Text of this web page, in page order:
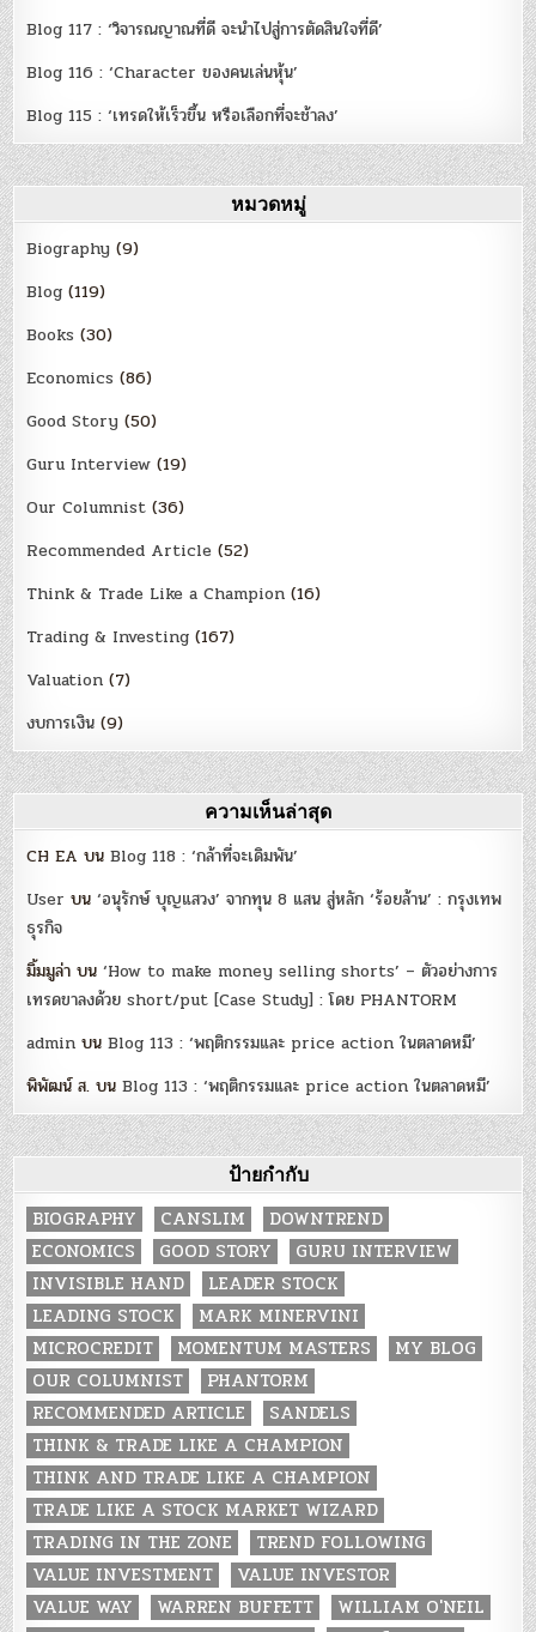
Blog 117 : ‘วิจารณญาณที่ดี จะนำไปสู่การตัดสินใจที่ดี’
Blog 116 : ‘Character ของคนเล่นหุ้น’
Blog 115 : ‘เทรดให้เร็วขึ้น หรือเลือกที่จะช้าลง’
หมวดหมู่
Biography (9)
Blog (119)
Books (30)
Economics (86)
Good Story (50)
Guru Interview (19)
Our Columnist (36)
Recommended Article (52)
Think & Trade Like a Champion (16)
Trading & Investing (167)
Valuation (7)
งบการเงิน (9)
ความเห็นล่าสุด
CH EA บนBlog 118 : ‘กล้าที่จะเดิมพัน’
User บน‘อนุรักษ์ บุญแสวง’ จากทุน 8 แสน สู่หลัก ‘ร้อยล้าน’ : กรุงเทพ
ธุรกิจ
มิ้มมูล่า บน‘How to make money selling shorts’ – ตัวอย่างการ
เทรดขาลงด้วย short/put [Case Study] : โดย PHANTORM
admin บนBlog 113 : ‘พฤติกรรมและ price action ในตลาดหมี’
พิพัฒน์ ส. บนBlog 113 : ‘พฤติกรรมและ price action ในตลาดหมี’
ป้ายกำกับ
BIOGRAPHY CANSLIM
DOWNTREND
ECONOMICS
GOOD STORY
GURU INTERVIEW
INVISIBLE HAND
LEADER STOCK
LEADING STOCK
MARK MINERVINI
MICROCREDIT
MOMENTUM MASTERS
MY BLOG
OUR COLUMNIST
PHANTORM
RECOMMENDED ARTICLE
SANDELS
THINK & TRADE LIKE A CHAMPION
THINK AND TRADE LIKE A CHAMPION
TRADE LIKE A STOCK MARKET WIZARD
TRADING IN THE ZONE
TREND FOLLOWING
VALUE INVESTMENT
VALUE INVESTOR
VALUE WAY
WARREN BUFFETT
WILLIAM O'NEIL